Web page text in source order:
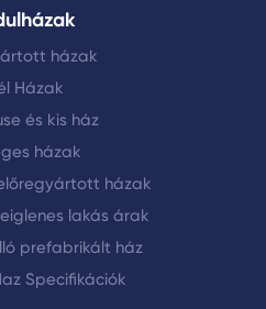
házak
Házak
és kis ház
házak
házak
lakás árak
prefabrikált ház
Specifikációk